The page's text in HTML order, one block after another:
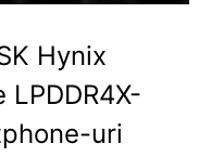
Hynix
uri